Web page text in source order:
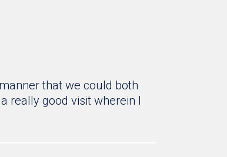
that we could both
really good visit wherein I